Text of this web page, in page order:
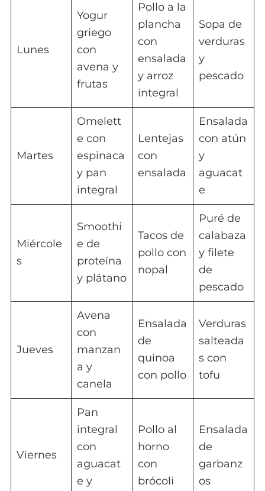
Lunes
Yogur
griego
con
avena y
frutas
Pollo a la
plancha
con
ensalada
y arroz
integral
Sopa de
verduras
y
pescado
Martes
Omelett
e con
espinaca
y pan
integral
Lentejas
con
ensalada
Ensalada
con atún
y
aguacat
e
Miércole
s
Smoothi
e de
proteína
y plátano
Tacos de
pollo con
nopal
Puré de
calabaza
y filete
de
pescado
Jueves
Avena
con
manzan
a y
canela
Ensalada
de
quinoa
con pollo
Verduras
salteada
s con
tofu
Viernes
Pan
integral
con
aguacat
e y
Pollo al
horno
con
brócoli
Ensalada
de
garbanz
os